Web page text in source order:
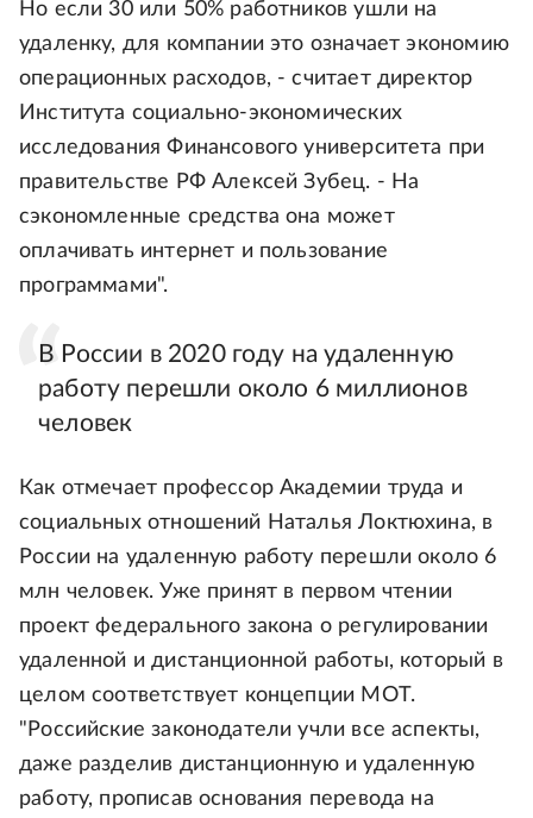
Но если 30 или 50% работников ушли на
удаленку, для компании это означает экономию
операционных расходов, - считает директор
Института социально-экономических
исследования Финансового университета при
правительстве РФ Алексей Зубец. - На
сэкономленные средства она может
оплачивать интернет и пользование
программами".
В России в 2020 году на удаленную
работу перешли около 6 миллионов
человек
Как отмечает профессор Академии труда и
социальных отношений Наталья Локтюхина, в
России на удаленную работу перешли около 6
млн человек. Уже принят в первом чтении
проект федерального закона о регулировании
удаленной и дистанционной работы, который в
целом соответствует концепции МОТ.
"Российские законодатели учли все аспекты,
даже разделив дистанционную и удаленную
работу, прописав основания перевода на